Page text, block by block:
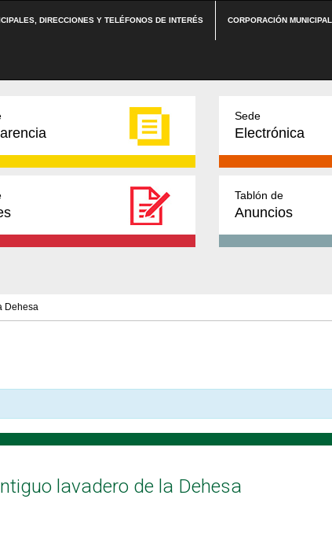
DIRECCIONES Y TELÉFONOS DE INTERÉS CORPORACIÓN MUNICIPAL
Sede
Electrónica
Tablón de
Anuncios
Dehesa
lavadero de la Dehesa